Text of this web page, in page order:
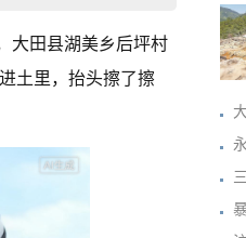
大田县湖美乡后坪村
土里，抬头擦了擦